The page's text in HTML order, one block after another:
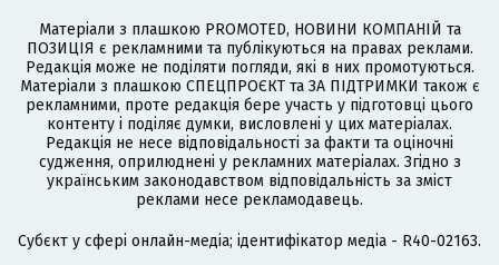
Матеріали з плашкою PROMOTED, НОВИНИ КОМПАНІЙ та
ПОЗИЦІЯ є рекламними та публікуються на правах реклами.
Редакція може не поділяти погляди, які в них промотуються.
Матеріали з плашкою СПЕЦПРОЄКТ та ЗА ПІДТРИМКИ також є
рекламними, проте редакція бере участь у підготовці цього
контенту і поділяє думки, висловлені у цих матеріалах.
Редакція не несе відповідальності за факти та оціночні
судження, оприлюднені у рекламних матеріалах. Згідно з
українським законодавством відповідальність за зміст
реклами несе рекламодавець.
Cубєкт у сфері онлайн-медіа; ідентифікатор медіа - R40-02163.